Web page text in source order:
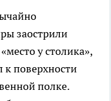
заострили
у столика»,
к поверхности
полке.